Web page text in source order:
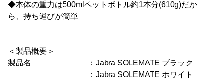
◆本体の重力は500mlペットボトル約1本分(610g)だか
ら、持ち運びが簡単
＜製品概要＞
製品名 ：Jabra SOLEMATE ブラック
：Jabra SOLEMATE ホワイト